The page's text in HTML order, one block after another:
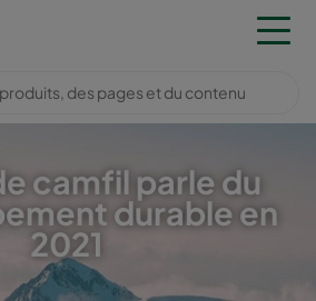
camfil parle du
durable en
2021